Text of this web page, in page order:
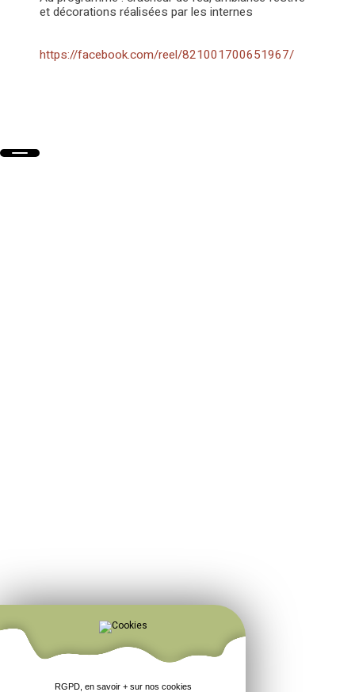
et décorations réalisées par les internes
https://facebook.com/reel/821001700651967/
RGPD, en savoir + sur nos cookies